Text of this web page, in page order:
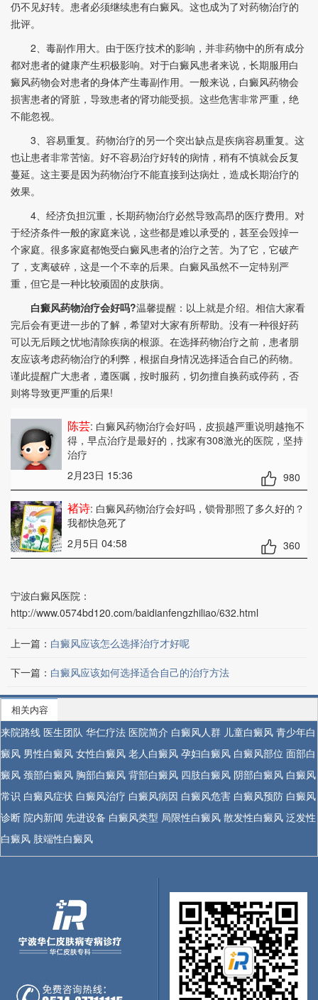
仍不见好转。患者必须继续患有白癜风。这也成为了对药物治疗的
批评。
2、毒副作用大。由于医疗技术的影响，并非药物中的所有成分
都对患者的健康产生积极影响。对于白癜风患者来说，长期服用白
癜风药物会对患者的身体产生毒副作用。一般来说，白癜风药物会
损害患者的肾脏，导致患者的肾功能受损。这些危害非常严重，绝
不能忽视。
3、容易重复。药物治疗的另一个突出缺点是疾病容易重复。这
也让患者非常苦恼。好不容易治疗好转的病情，稍有不慎就会反复
蔓延。这主要是因为药物治疗不能直接到达病灶，造成长期治疗的
效果。
4、经济负担沉重，长期药物治疗必然导致高昂的医疗费用。对
于经济条件一般的家庭来说，这些都是难以承受的，甚至会毁掉一
个家庭。很多家庭都饱受白癜风患者的治疗之苦。为了它，它破产
了，支离破碎，这是一个不幸的后果。白癜风虽然不一定特别严
重，但它是一种比较顽固的皮肤病。
白癜风药物治疗会好吗?温馨提醒：以上就是介绍。相信大家看
完后会有更进一步的了解，希望对大家有所帮助。没有一种很好药
可以无后顾之忧地清除疾病的根源。在选择药物治疗之前，患者朋
友应该考虑药物治疗的利弊，根据自身情况选择适合自己的药物。
谨此提醒广大患者，遵医嘱，按时服药，切勿擅自换药或停药，否
则将导致更严重的后果!
陈芸: 白癜风药物治疗会好吗，皮损越严重说明越拖不
得，早点治疗是最好的，找家有308激光的医院，坚持
治疗
2月23日 15:36
980
褚诗: 白癜风药物治疗会好吗，锁骨那照了多久好的？
我都快急死了
2月5日 04:58
360
宁波白癜风医院：
http://www.0574bd120.com/baidianfengzhiliao/632.html
上一篇： 白癜风应该怎么选择治疗才好呢
下一篇： 白癜风应该如何选择适合自己的治疗方法
相关内容
来院路线 医生团队 华仁疗法 医院简介 白癜风人群 儿童白癜风 青少年白
癜风 男性白癜风 女性白癜风 老人白癜风 孕妇白癜风 白癜风部位 面部白
癜风 颈部白癜风 胸部白癜风 背部白癜风 四肢白癜风 阴部白癜风 白癜风
常识 白癜风症状 白癜风治疗 白癜风病因 白癜风危害 白癜风预防 白癜风
诊断 院内新闻 先进设备 白癜风类型 局限性白癜风 散发性白癜风 泛发性
白癜风 肢端性白癜风